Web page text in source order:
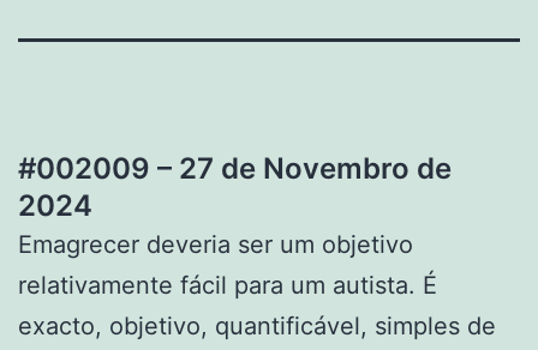
#002009 – 27 de Novembro de
2024
Emagrecer deveria ser um objetivo
relativamente fácil para um autista. É
exacto, objetivo, quantificável, simples de